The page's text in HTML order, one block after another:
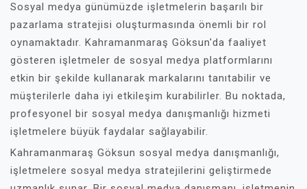
Sosyal medya günümüzde işletmelerin başarılı bir
pazarlama stratejisi oluşturmasında önemli bir rol
oynamaktadır. Kahramanmaraş Göksun'da faaliyet
gösteren işletmeler de sosyal medya platformlarını
etkin bir şekilde kullanarak markalarını tanıtabilir ve
müşterilerle daha iyi etkileşim kurabilirler. Bu noktada,
profesyonel bir sosyal medya danışmanlığı hizmeti
işletmelere büyük faydalar sağlayabilir.
Kahramanmaraş Göksun sosyal medya danışmanlığı,
işletmelere sosyal medya stratejilerini geliştirmede